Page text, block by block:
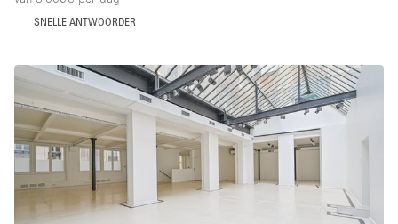
SNELLE ANTWOORDER